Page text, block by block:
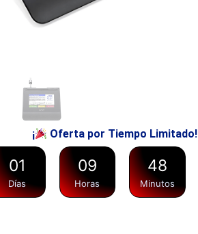
¡ Oferta por Tiempo Limitado!
01
Días
09
Horas
48
Minutos